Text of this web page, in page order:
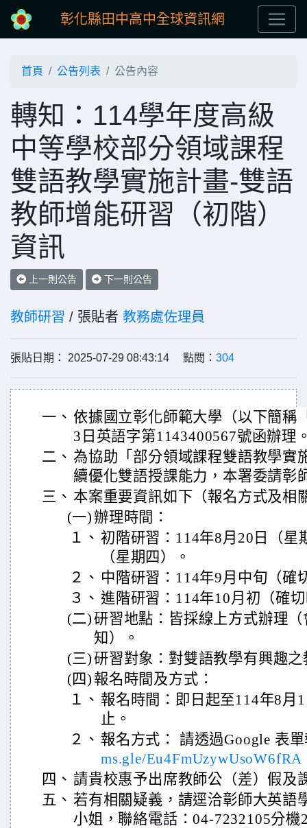
彰化縣田中高中全球資訊網
首頁 公告列表 公告內容
轉知：114學年度高級
中等學校部分領域課程
雙語教學實施計畫-雙語
教師增能研習（初階）
資訊
上一則公告 下一則公告
教師研習 / 張貼者 教務處佐理員
張貼日期： 2025-07-29 08:43:14 點閱： 304
一、 依據國立彰化師範大學（以下簡稱
3日英語字第1143400567號函辦理
二、 為協助「部分領域課程雙語教學實
續優化雙語授課能力，本署委請彰
三、 本案重要資訊如下（報名方式及相
(一)辦理時間：
１、 初階研習：114年8月20日（星
（星期四）。
２、 中階研習：114年9月中旬（確
３、 進階研習：114年10月初（確
(二)研習地點：皆採線上方式辦理
知）。
(三)研習對象：對雙語教學有興趣之
(四) 報名時間及方式：
１、 報名時間：即日起至114年8月
止。
２、 報名方式： 請透過Google 表
ms.gle/Eu4FmUzywUsoW6fRA
四、 請貴校惠予出席教師公（差）假及
五、 若有相關疑義，請逕洽彰師大英語
小姐，聯絡電話：04-7232105分機